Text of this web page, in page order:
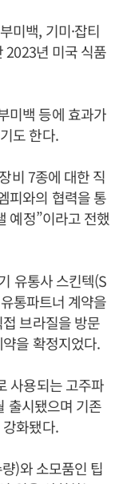
미백, 기미·잡티
2023년 미국 식품
미백 등에 효과가
도 한다.
비 7종에 대한 직
피와의 협력을 통
예정”이라고 전했
유통사 스킨텍(S
통파트너 계약을
브라질을 방문
을 확정지었다.
사용되는 고주파
출시됐으며 기존
화됐다.
)와 소모품인 팁